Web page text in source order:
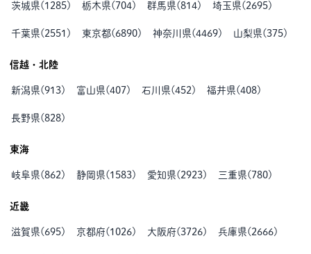
茨城県( 1285) 栃木県( 704) 群馬県(814) 埼玉県( 2695)
千葉県( 2551 ) 東京都( 6890) 神奈川県(4469) 山梨県(375)
信越・北陸
新潟県(913) 富山県(407 ) 石川県(452 ) 福井県(408)
長野県(828)
東海
岐阜県(862 ) 静岡県( 1583) 愛知県( 2923) 三重県( 780)
近畿
滋賀県( 695) 京都府( 1026) 大阪府(3726) 兵庫県( 2666)